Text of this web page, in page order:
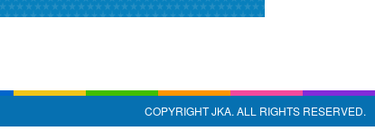
COPYRIGHT JKA. ALL RIGHTS RESERVED.